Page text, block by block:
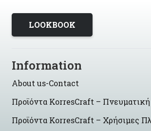
LOOKBOOK
Information
About us-Contact
Προϊόντα KorresCraft – Πνευματική
Προϊόντα KorresCraft – Χρήσιμες